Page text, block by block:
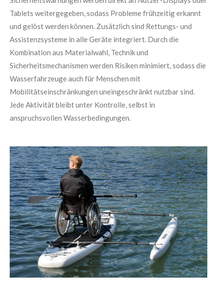
Tablets weitergegeben, sodass Probleme frühzeitig erkannt
und gelöst werden können. Zusätzlich sind Rettungs- und
Assistenzsysteme in alle Geräte integriert. Durch die
Kombination aus Materialwahl, Technik und
Sicherheitsmechanismen werden Risiken minimiert, sodass die
Wasserfahrzeuge auch für Menschen mit
Mobilitätseinschränkungen uneingeschränkt nutzbar sind.
Jede Aktivität bleibt unter Kontrolle, selbst in
anspruchsvollen Wasserbedingungen.